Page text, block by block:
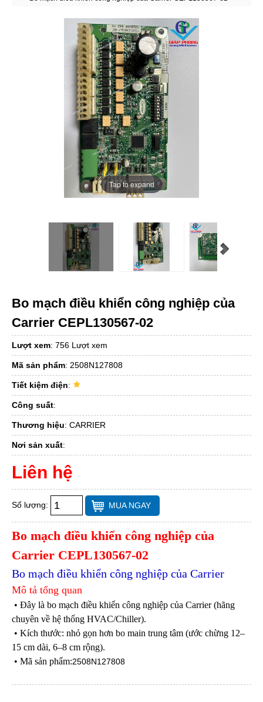
Tap to expand
Bo mạch điều khiển công nghiệp của
Carrier CEPL130567-02
Lượt xem: 756 Lượt xem
Mã sản phẩm: 2508N127808
Tiết kiệm điện:
Công suất:
Thương hiệu: CARRIER
Nơi sản xuất:
Liên hệ
Số lượng: MUA NGAY
Bo mạch điều khiển công nghiệp của
Carrier CEPL130567-02
Bo mạch điều khiển công nghiệp của Carrier
Mô tả tổng quan
• Đây là bo mạch điều khiển công nghiệp của Carrier (hãng
chuyên về hệ thống HVAC/Chiller).
• Kích thước: nhỏ gọn hơn bo main trung tâm (ước chừng 12–
15 cm dài, 6–8 cm rộng).
• Mã sản phẩm:2508N127808